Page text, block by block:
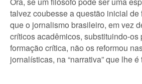
talvez coubesse a questão inicial de
que o jornalismo brasileiro, em vez
críticos acadêmicos, substituindo-os
formação crítica, não os reformou
jornalísticas, na “narrativa” que lhe é